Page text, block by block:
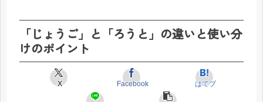
「じょうご」と「ろうと」の違いと使い分
けのポイント
X Facebook はてブ